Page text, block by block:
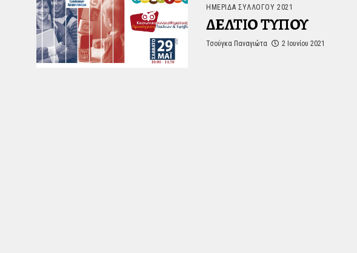
ΗΜΕΡΊΔΑ ΣΥΛΛΌΓΟΥ 2021
ΔΕΛΤΙΟ ΤΥΠΟΥ
Τσούγκα Παναγιώτα 2 Ιουνίου 2021